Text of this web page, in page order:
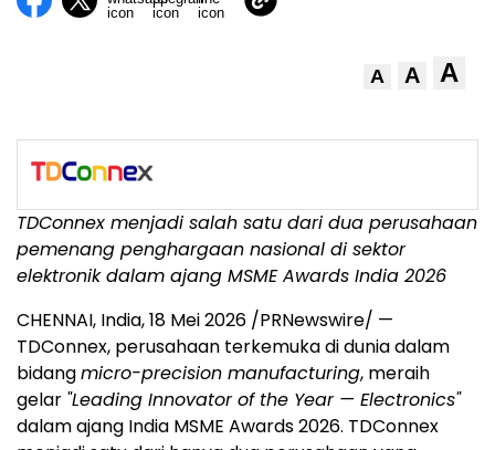
A A A
TDConnex menjadi salah satu dari dua perusahaan
pemenang penghargaan nasional di sektor
elektronik dalam ajang MSME Awards India 2026
CHENNAI, India, 18 Mei 2026 /PRNewswire/ —
TDConnex, perusahaan terkemuka di dunia dalam
bidangmicro-precision manufacturing, meraih
gelar "Leading Innovator of the Year — Electronics"
dalam ajang India MSME Awards 2026. TDConnex